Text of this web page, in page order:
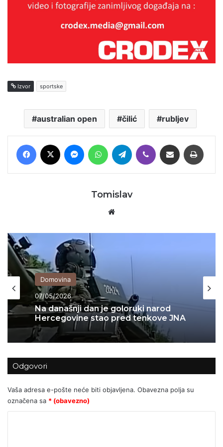
Izvor sportske
australian open čilić rubljev
Facebook MessengerWhatsAppTelegram Viber Podijeli putem E-maila
Tomislav
Domovina
07/05/2026
Na današnji dan je goloruki narod
Hercegovine stao pred tenkove JNA
Domovina
04/05/2026
NAJVEĆI POLITIČKI GUBITNIK NA
OVIM PROSTORIMA JE TITO!
Odgovori
Vaša adresa e-pošte neće biti objavljena. Obavezna polja su
označena sa * (obavezno)